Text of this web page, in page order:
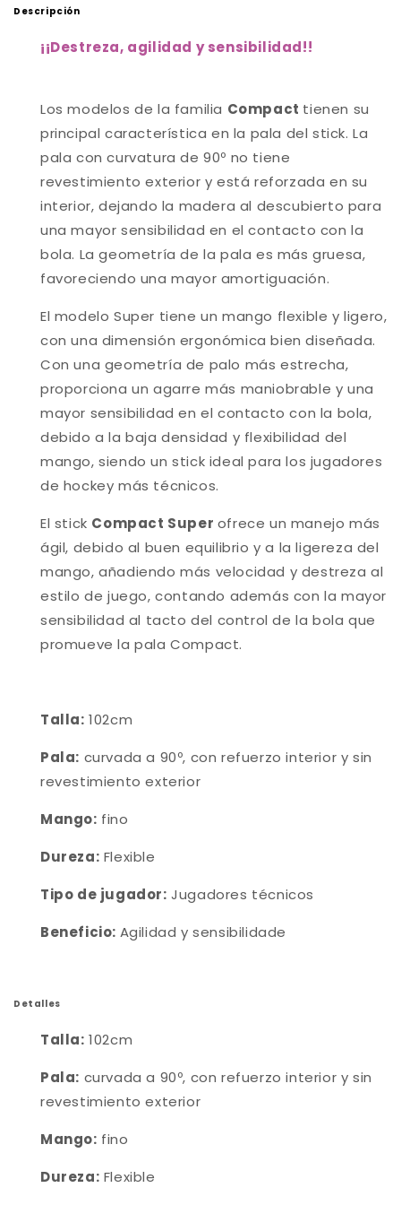
Descripción
¡¡Destreza, agilidad y sensibilidad!!
Los modelos de la familia Compact tienen su
principal característica en la pala del stick. La
pala con curvatura de 90º no tiene
revestimiento exterior y está reforzada en su
interior, dejando la madera al descubierto para
una mayor sensibilidad en el contacto con la
bola. La geometría de la pala es más gruesa,
favoreciendo una mayor amortiguación.
El modelo Super tiene un mango flexible y ligero,
con una dimensión ergonómica bien diseñada.
Con una geometría de palo más estrecha,
proporciona un agarre más maniobrable y una
mayor sensibilidad en el contacto con la bola,
debido a la baja densidad y flexibilidad del
mango, siendo un stick ideal para los jugadores
de hockey más técnicos.
El stick Compact Super ofrece un manejo más
ágil, debido al buen equilibrio y a la ligereza del
mango, añadiendo más velocidad y destreza al
estilo de juego, contando además con la mayor
sensibilidad al tacto del control de la bola que
promueve la pala Compact.
Talla: 102cm
Pala: curvada a 90º, con refuerzo interior y sin
revestimiento exterior
Mango: fino
Dureza: Flexible
Tipo de jugador: Jugadores técnicos
Beneficio: Agilidad y sensibilidade
Detalles
Talla: 102cm
Pala: curvada a 90º, con refuerzo interior y sin
revestimiento exterior
Mango: fino
Dureza: Flexible